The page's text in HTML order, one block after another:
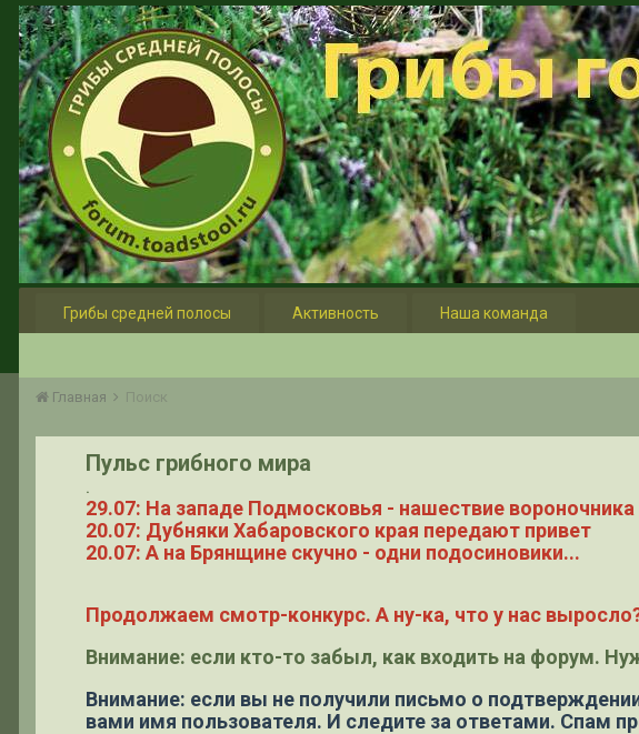
Грибы средней полосы Активность Наша команда
Главная Поиск
Пульс грибного мира
.
29.07: На западе Подмосковья - нашествие вороночника
20.07: Дубняки Хабаровского края передают привет
20.07: А на Брянщине скучно - одни подосиновики...
Продолжаем смотр-конкурс. А ну-ка, что у нас
Внимание: если кто-то забыл, как входить на форум.
Внимание: если вы не получили письмо о
вами имя пользователя. И следите за ответами. Спам